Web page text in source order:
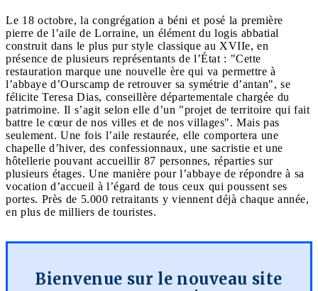
Le 18 octobre, la congrégation a béni et posé la première
pierre de l’aile de Lorraine, un élément du logis abbatial
construit dans le plus pur style classique au XVIIe, en
présence de plusieurs représentants de l’État : "Cette
restauration marque une nouvelle ère qui va permettre à
l’abbaye d’Ourscamp de retrouver sa symétrie d’antan", se
félicite Teresa Dias, conseillère départementale chargée du
patrimoine. Il s’agit selon elle d’un "projet de territoire qui fait
battre le cœur de nos villes et de nos villages". Mais pas
seulement. Une fois l’aile restaurée, elle comportera une
chapelle d’hiver, des confessionnaux, une sacristie et une
hôtellerie pouvant accueillir 87 personnes, réparties sur
plusieurs étages. Une manière pour l’abbaye de répondre à sa
vocation d’accueil à l’égard de tous ceux qui poussent ses
portes. Près de 5.000 retraitants y viennent déjà chaque année,
en plus de milliers de touristes.
Bienvenue sur le nouveau site